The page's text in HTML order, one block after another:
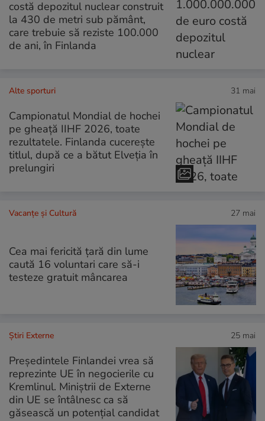
costă depozitul nuclear construit
la 430 de metri sub pământ,
care trebuie să reziste 100.000
de ani, în Finlanda
Alte sporturi 31 mai
Campionatul Mondial de hochei
pe gheață IIHF 2026, toate
rezultatele. Finlanda cucerește
titlul, după ce a bătut Elveția în
prelungiri
Vacanțe și Cultură 27 mai
Cea mai fericită țară din lume
caută 16 voluntari care să-i
testeze gratuit mâncarea
Știri Externe 25 mai
Președintele Finlandei vrea să
reprezinte UE în negocierile cu
Kremlinul. Miniștrii de Externe
din UE se întâlnesc ca să
găsească un potențial candidat